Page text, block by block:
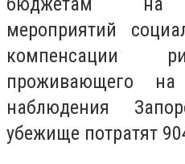
мероприятий
компенсации
проживающего
наблюдения
убежище потратят